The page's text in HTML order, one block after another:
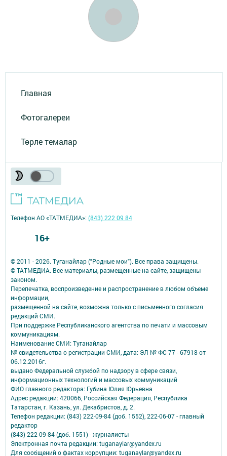
Главная
Фотогалереи
Төрле темалар
© 2011 - 2026. Туганайлар ("Родные мои"). Все права защищены.
© ТАТМЕДИА. Все материалы, размещенные на сайте, защищены
законом.
Перепечатка, воспроизведение и распространение в любом объеме
информации,
размещенной на сайте, возможна только с письменного согласия
редакций СМИ.
При поддержке Республиканского агентства по печати и массовым
коммуникациям.
Наименование СМИ: Туганайлар
№ свидетельства о регистрации СМИ, дата: ЭЛ № ФС 77 - 67918 от
06.12.2016г.
выдано Федеральной службой по надзору в сфере связи,
информационных технологий и массовых коммуникаций
ФИО главного редактора: Губина Юлия Юрьевна
Адрес редакции: 420066, Российская Федерация, Республика
Татарстан, г. Казань, ул. Декабристов, д. 2.
Телефон редакции: (843) 222-09-84 (доб. 1552), 222-06-07 - главный
редактор
(843) 222-09-84 (доб. 1551) - журналисты
Электронная почта редакции: tuganaylar@yandex.ru
Для сообщений о фактах коррупции: tuganaylar@yandex.ru
Телефон АО «ТАТМЕДИА»:(843) 222 09 84
16+